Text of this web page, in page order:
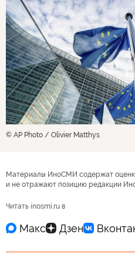
© AP Photo / Olivier Matthys
Материалы ИноСМИ содержат
и не отражают позицию редакции
Читать inosmi.ru в